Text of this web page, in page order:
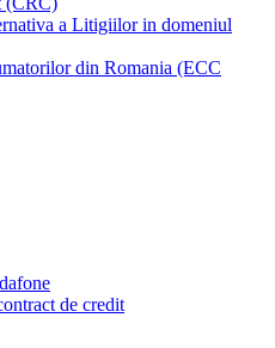
a Litigiilor in domeniul
din Romania (ECC
de credit